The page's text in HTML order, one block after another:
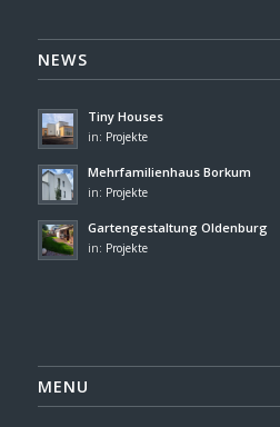
NEWS
Tiny Houses
in: Projekte
Mehrfamilienhaus Borkum
in: Projekte
Gartengestaltung Oldenburg
in: Projekte
MENU